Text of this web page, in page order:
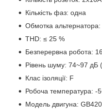
Кількість фаз: одна
Обмотка альтернатора:
THD: ≤ 25 %
Безперервна робота:
Рівень шуму: 74~97 дБ
Клас ізоляції: F
Робоча температура: -
Модель двигуна: